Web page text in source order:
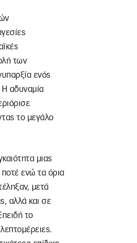
των
ενός
Η αδυναμία
το μεγάλο
μιας
ενώ τα όρια
μετά
αλλά και σε
το